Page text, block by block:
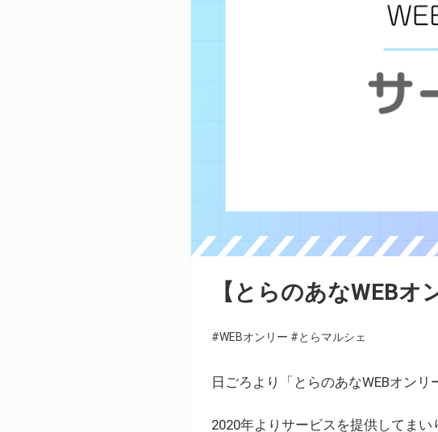
【とらのあなWEB
#WEBオンリー #とらマルシェ
日ごろより「とらのあなWEBオン
2020年よりサービスを提供してま